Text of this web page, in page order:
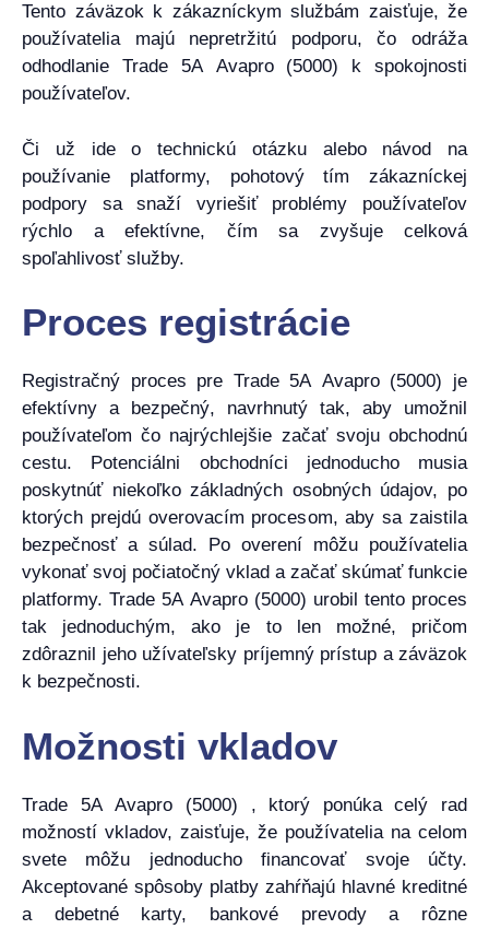
Tento záväzok k zákazníckym službám zaisťuje, že
používatelia majú nepretržitú podporu, čo odráža
odhodlanie Trade 5A Avapro (5000) k spokojnosti
používateľov.
Či už ide o technickú otázku alebo návod na
používanie platformy, pohotový tím zákazníckej
podpory sa snaží vyriešiť problémy používateľov
rýchlo a efektívne, čím sa zvyšuje celková
spoľahlivosť služby.
Proces registrácie
Registračný proces pre Trade 5A Avapro (5000) je
efektívny a bezpečný, navrhnutý tak, aby umožnil
používateľom čo najrýchlejšie začať svoju obchodnú
cestu. Potenciálni obchodníci jednoducho musia
poskytnúť niekoľko základných osobných údajov, po
ktorých prejdú overovacím procesom, aby sa zaistila
bezpečnosť a súlad. Po overení môžu používatelia
vykonať svoj počiatočný vklad a začať skúmať funkcie
platformy. Trade 5A Avapro (5000) urobil tento proces
tak jednoduchým, ako je to len možné, pričom
zdôraznil jeho užívateľsky príjemný prístup a záväzok
k bezpečnosti.
Možnosti vkladov
Trade 5A Avapro (5000) , ktorý ponúka celý rad
možností vkladov, zaisťuje, že používatelia na celom
svete môžu jednoducho financovať svoje účty.
Akceptované spôsoby platby zahŕňajú hlavné kreditné
a debetné karty, bankové prevody a rôzne